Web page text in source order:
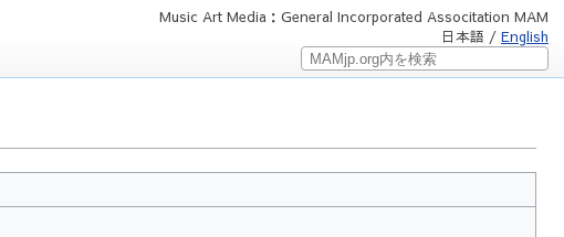
Music Art Media：General Incorporated Associtation MAM
日本語 / English